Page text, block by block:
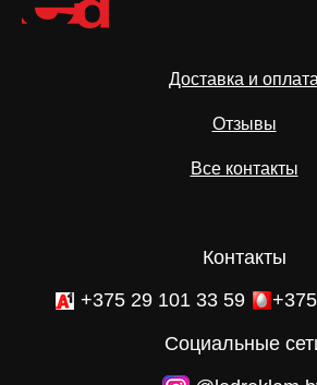
Доставка и оплата
Отзывы
Все контакты
Контакты
+375 29 101 33 59
Социальные